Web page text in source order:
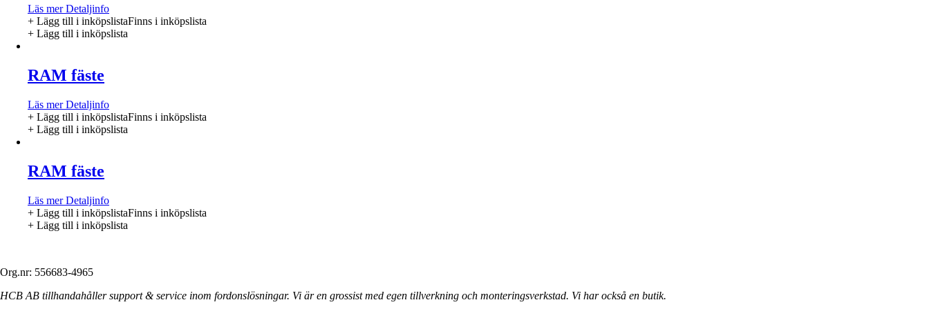
Läs merDetaljinfo
+ Lägg till i inköpslistaFinns i inköpslista
+ Lägg till i inköpslista
RAM fäste
Läs merDetaljinfo
+ Lägg till i inköpslistaFinns i inköpslista
+ Lägg till i inköpslista
RAM fäste
Läs merDetaljinfo
+ Lägg till i inköpslistaFinns i inköpslista
+ Lägg till i inköpslista
Org.nr: 556683-4965
HCB AB tillhandahåller support & service inom fordonslösningar. Vi är en grossist med egen tillverkning och monteringsverkstad. Vi har också en butik.